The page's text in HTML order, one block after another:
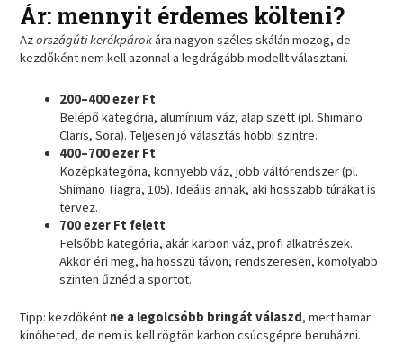
Ár: mennyit érdemes költeni?
Azországúti kerékpárokára nagyon széles skálán mozog, de
kezdőként nem kell azonnal a legdrágább modellt választani.
200–400 ezer Ft
Belépő kategória, alumínium váz, alap szett (pl. Shimano
Claris, Sora). Teljesen jó választás hobbi szintre.
400–700 ezer Ft
Középkategória, könnyebb váz, jobb váltórendszer (pl.
Shimano Tiagra, 105). Ideális annak, aki hosszabb túrákat is
tervez.
700 ezer Ft felett
Felsőbb kategória, akár karbon váz, profi alkatrészek.
Akkor éri meg, ha hosszú távon, rendszeresen, komolyabb
szinten űznéd a sportot.
Tipp: kezdőként ne a legolcsóbb bringát válaszd, mert hamar
kinőheted, de nem is kell rögtön karbon csúcsgépre beruházni.